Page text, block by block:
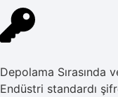
Depolama Sırasında
Endüstri standardı